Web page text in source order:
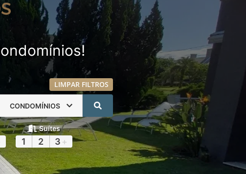
LIMPAR FILTROS
CONDOMÍNIOS
Suítes
1 2 3 +